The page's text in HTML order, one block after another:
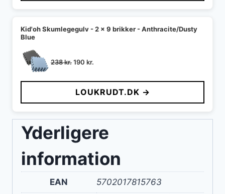
Kid'oh Skumlegegulv - 2 x 9 brikker - Anthracite/Dusty
Blue
238kr.Den
pris
var:
238 kr..
190 kr.
pris
er:
190 kr..
LOUKRUDT.DK →
Yderligere
information
EAN 5702017815763